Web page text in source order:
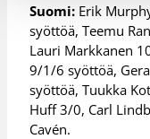
Suomi: Erik
syöttöä, Teemu
Lauri Markkanen
9/1/6 syöttöä,
syöttöä, Tuukka
Huff 3/0, Carl
Cavén.